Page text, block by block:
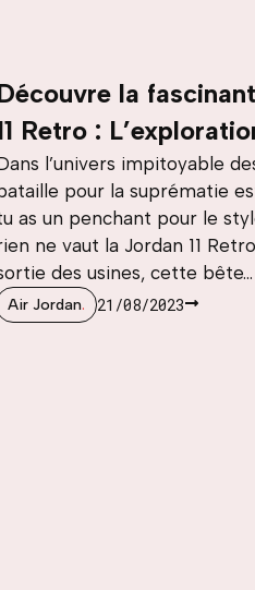
la
Retro :
l’univers impitoyable
pour la suprématie
as un penchant pour le
ne vaut la Jordan 11
des usines, cette bête...
Air Jordan. 21/08/2023